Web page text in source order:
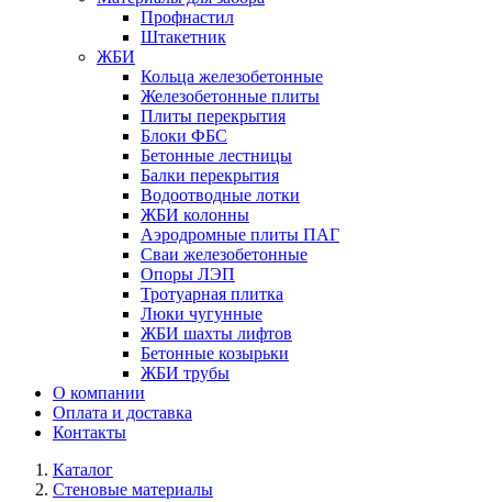
Профнастил
Штакетник
ЖБИ
Кольца железобетонные
Железобетонные плиты
Плиты перекрытия
Блоки ФБС
Бетонные лестницы
Балки перекрытия
Водоотводные лотки
ЖБИ колонны
Аэродромные плиты ПАГ
Сваи железобетонные
Опоры ЛЭП
Тротуарная плитка
Люки чугунные
ЖБИ шахты лифтов
Бетонные козырьки
ЖБИ трубы
О компании
Оплата и доставка
Контакты
Каталог
Стеновые материалы